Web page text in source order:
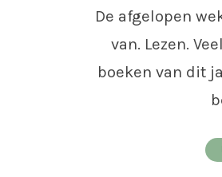
De afgelopen
van. Lezen.
boeken van dit